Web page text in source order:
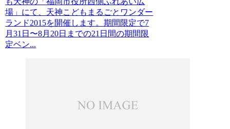
場」にて、天神こどもまるごとワンダー
ランド2015を開催します。期間限定で7
月31日〜8月20日までの21日間の期間限
定ベン...